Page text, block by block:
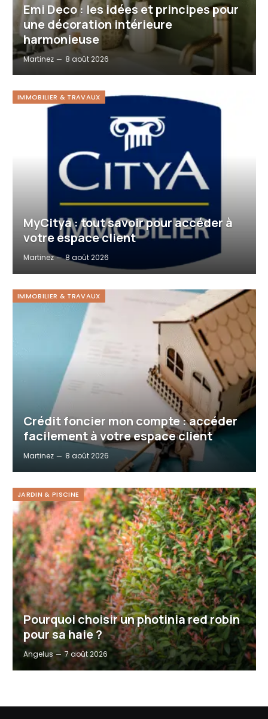
Emi Deco : les idées et principes pour
une décoration intérieure
harmonieuse
Martinez 8 août 2026
IMMOBILIER & TRAVAUX
MyCitya : tout savoir pour accéder à
votre espace client
Martinez 8 août 2026
IMMOBILIER & TRAVAUX
Crédit foncier mon compte : accéder
facilement à votre espace client
Martinez 8 août 2026
JARDIN & PISCINE
Pourquoi choisir un photinia red robin
pour sa haie ?
Angelus 7 août 2026